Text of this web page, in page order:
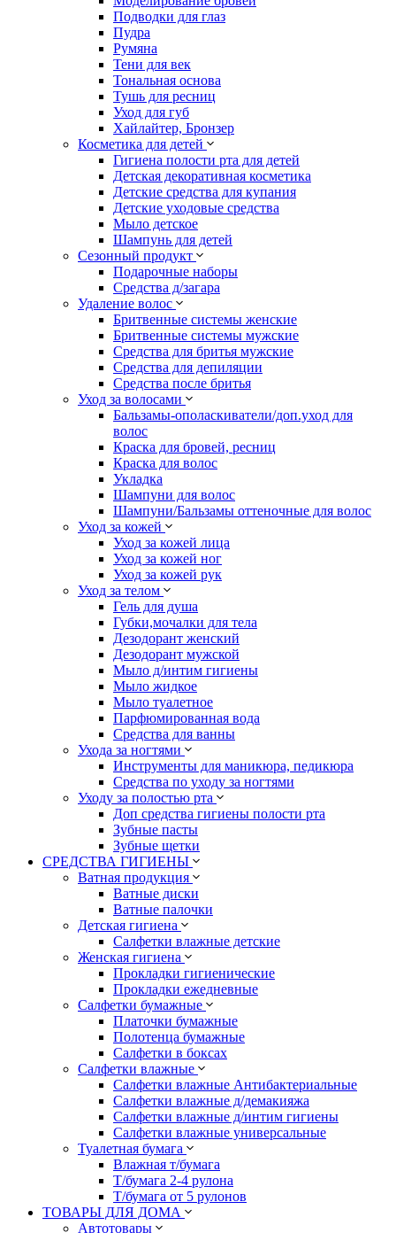
Подводки для глаз
Пудра
Румяна
Тени для век
Тональная основа
Тушь для ресниц
Уход для губ
Хайлайтер, Бронзер
Косметика для детей
Гигиена полости рта для детей
Детская декоративная косметика
Детские средства для купания
Детские уходовые средства
Мыло детское
Шампунь для детей
Сезонный продукт
Подарочные наборы
Средства д/загара
Удаление волос
Бритвенные системы женские
Бритвенные системы мужские
Средства для бритья мужские
Средства для депиляции
Средства после бритья
Уход за волосами
Бальзамы-ополаскиватели/доп.уход для
волос
Краска для бровей, ресниц
Краска для волос
Укладка
Шампуни для волос
Шампуни/Бальзамы оттеночные для волос
Уход за кожей
Уход за кожей лица
Уход за кожей ног
Уход за кожей рук
Уход за телом
Гель для душа
Губки,мочалки для тела
Дезодорант женский
Дезодорант мужской
Мыло д/интим гигиены
Мыло жидкое
Мыло туалетное
Парфюмированная вода
Средства для ванны
Ухода за ногтями
Инструменты для маникюра, педикюра
Средства по уходу за ногтями
Уходу за полостью рта
Доп средства гигиены полости рта
Зубные пасты
Зубные щетки
СРЕДСТВА ГИГИЕНЫ
Ватная продукция
Ватные диски
Ватные палочки
Детская гигиена
Салфетки влажные детские
Женская гигиена
Прокладки гигиенические
Прокладки ежедневные
Салфетки бумажные
Платочки бумажные
Полотенца бумажные
Салфетки в боксах
Салфетки влажные
Салфетки влажные Антибактериальные
Салфетки влажные д/демакияжа
Салфетки влажные д/интим гигиены
Салфетки влажные универсальные
Туалетная бумага
Влажная т/бумага
Т/бумага 2-4 рулона
Т/бумага от 5 рулонов
ТОВАРЫ ДЛЯ ДОМА
Автотовары